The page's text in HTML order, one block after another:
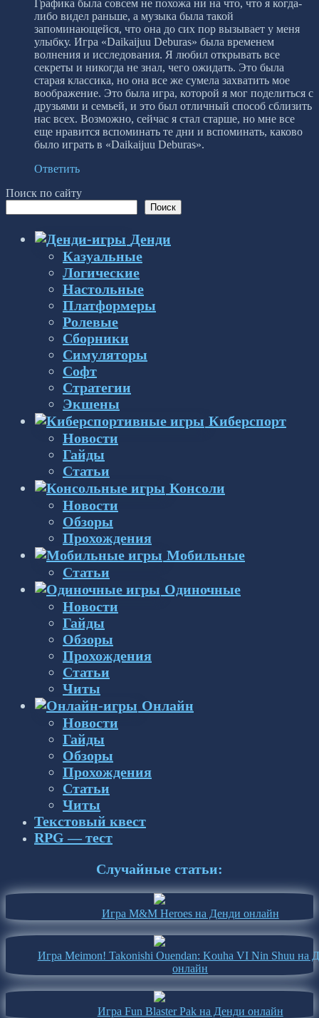
Графика была совсем не похожа ни на что, что я когда-
либо видел раньше, а музыка была такой
запоминающейся, что она до сих пор вызывает у меня
улыбку. Игра «Daikaijuu Deburas» была временем
волнения и исследования. Я любил открывать все
секреты и никогда не знал, чего ожидать. Это была
старая классика, но она все же сумела захватить мое
воображение. Это была игра, которой я мог поделиться с
друзьями и семьей, и это был отличный способ сблизить
нас всех. Возможно, сейчас я стал старше, но мне все
еще нравится вспоминать те дни и вспоминать, каково
было играть в «Daikaijuu Deburas».
Ответить
Поиск по сайту
Поиск
Денди
Казуальные
Логические
Настольные
Платформеры
Ролевые
Сборники
Симуляторы
Софт
Стратегии
Экшены
Киберспорт
Новости
Гайды
Статьи
Консоли
Новости
Обзоры
Прохождения
Мобильные
Статьи
Одиночные
Новости
Гайды
Обзоры
Прохождения
Статьи
Читы
Онлайн
Новости
Гайды
Обзоры
Прохождения
Статьи
Читы
Текстовый квест
RPG — тест
Случайные статьи:
Игра M&M Heroes на Денди онлайн
Игра Meimon! Takonishi Ouendan: Kouha VI Nin Shuu на
онлайн
Игра Fun Blaster Pak на Денди онлайн